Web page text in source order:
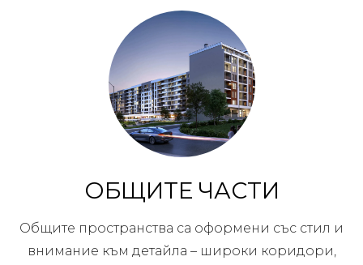
ОБЩИТЕ ЧАСТИ
Общите пространства са оформени със стил и
внимание към детайла – широки коридори,